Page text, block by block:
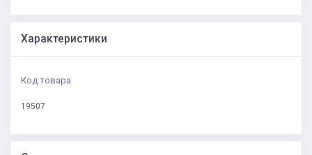
Характеристики
Код товара
19507